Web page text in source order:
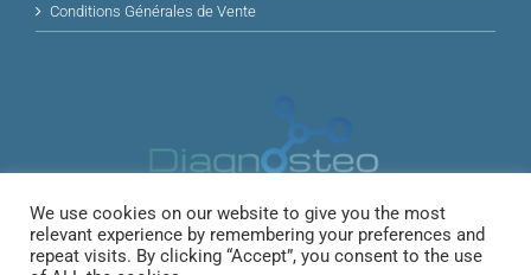
Conditions Générales de Vente
We use cookies on our website to give you the most
relevant experience by remembering your preferences and
repeat visits. By clicking “Accept”, you consent to the use